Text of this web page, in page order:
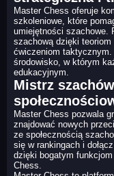
Master Chess oferuje
szkoleniowe, które
umiejętności szachowe.
szachową dzięki
ćwiczeniom
środowisko, w którym
edukacyjnym.
Mistrz
Master Chess pozwala
znajdować nowych
ze społecznością
się w rankingach i
dzięki bogatym
Chess.